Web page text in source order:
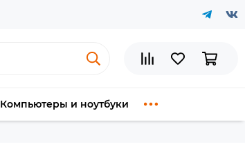
Компьютеры и ноутбуки